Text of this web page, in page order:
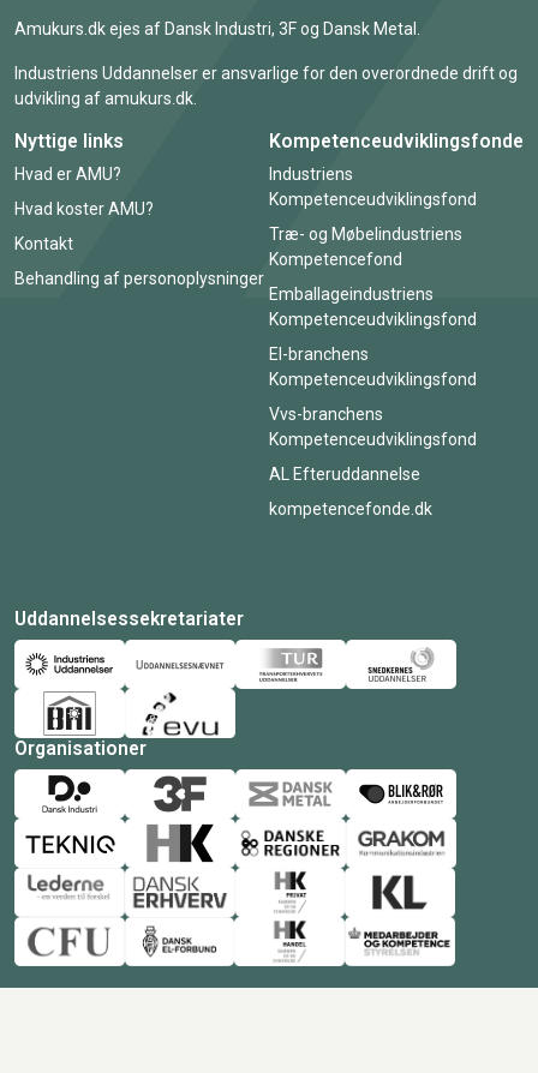
Amukurs.dk ejes af Dansk Industri, 3F og Dansk Metal.
Industriens Uddannelser er ansvarlige for den overordnede drift og
udvikling af amukurs.dk.
Nyttige links
Hvad er AMU?
Hvad koster AMU?
Kontakt
Behandling af personoplysninger
Kompetenceudviklingsfonde
Industriens
Kompetenceudviklingsfond
Træ- og Møbelindustriens
Kompetencefond
Emballageindustriens
Kompetenceudviklingsfond
El-branchens
Kompetenceudviklingsfond
Vvs-branchens
Kompetenceudviklingsfond
AL Efteruddannelse
kompetencefonde.dk
Uddannelsessekretariater
Organisationer